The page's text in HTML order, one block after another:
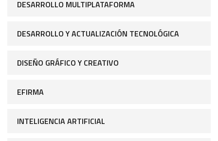
DESARROLLO MULTIPLATAFORMA
DESARROLLO Y ACTUALIZACIÓN TECNOLÓGICA
DISEÑO GRÁFICO Y CREATIVO
EFIRMA
INTELIGENCIA ARTIFICIAL